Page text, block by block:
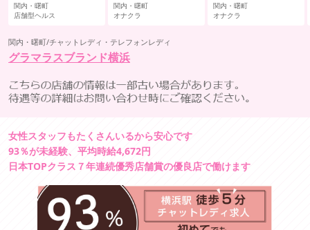
関内・曙町
店舗型ヘルス
関内・曙町
オナクラ
関内・曙町
オナクラ
関内・曙町/チャットレディ・テレフォンレディ
グラマラスブランド横浜
女性スタッフもたくさんいるから安心です
93％が未経験、平均時給4,672円
日本TOPクラス７年連続優秀店舗賞の優良店で働けます